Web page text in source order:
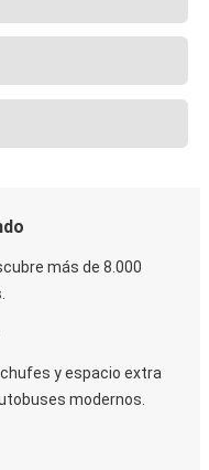
más de 8.000
y espacio extra
modernos.